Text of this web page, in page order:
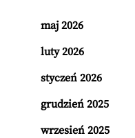
maj 2026
luty 2026
styczeń 2026
grudzień 2025
wrzesień 2025